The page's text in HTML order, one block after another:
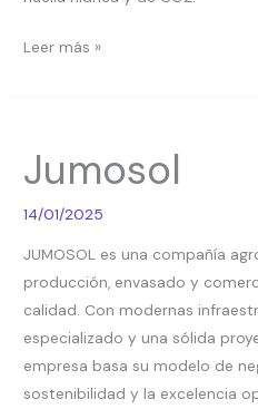
Leer más »
Jumosol
14/01/2025
JUMOSOL es una compañía
producción, envasado y
calidad. Con modernas
especializado y una sólida
empresa basa su modelo de
sostenibilidad y la excelencia